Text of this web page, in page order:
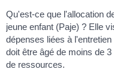
Qu'est-ce que l'allocation
jeune enfant (Paje) ? Elle
dépenses liées à
doit être âgé de moins de
de ressources.